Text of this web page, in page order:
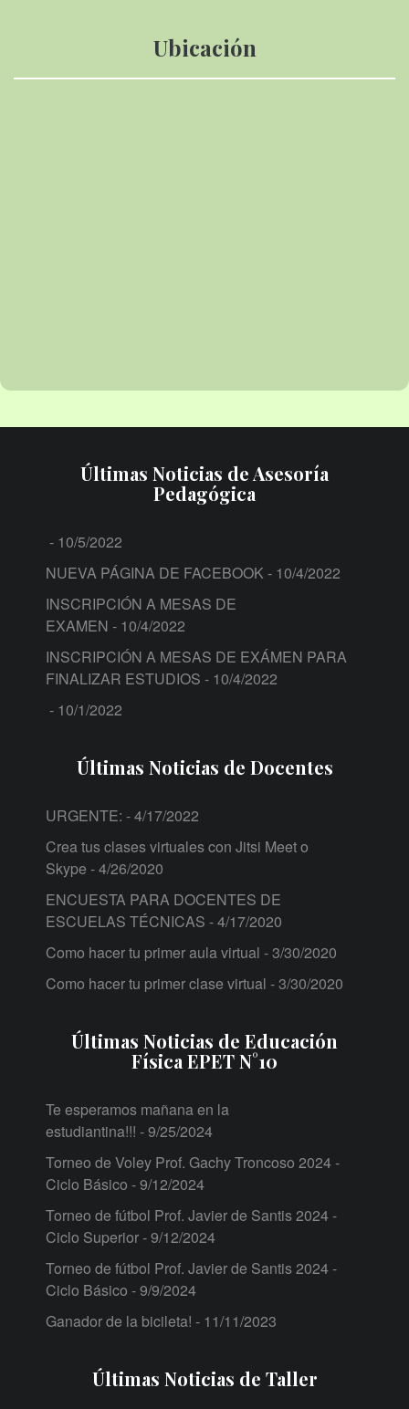
Ubicación
Últimas Noticias de Asesoría
Pedagógica
- 10/5/2022
NUEVA PÁGINA DE FACEBOOK - 10/4/2022
INSCRIPCIÓN A MESAS DE
EXAMEN - 10/4/2022
INSCRIPCIÓN A MESAS DE EXÁMEN PARA
FINALIZAR ESTUDIOS - 10/4/2022
- 10/1/2022
Últimas Noticias de Docentes
URGENTE: - 4/17/2022
Crea tus clases virtuales con Jitsi Meet o
Skype - 4/26/2020
ENCUESTA PARA DOCENTES DE
ESCUELAS TÉCNICAS - 4/17/2020
Como hacer tu primer aula virtual - 3/30/2020
Como hacer tu primer clase virtual - 3/30/2020
Últimas Noticias de Educación
Física EPET N°10
Te esperamos mañana en la
estudiantina!!! - 9/25/2024
Torneo de Voley Prof. Gachy Troncoso 2024 -
Ciclo Básico - 9/12/2024
Torneo de fútbol Prof. Javier de Santis 2024 -
Ciclo Superior- 9/12/2024
Torneo de fútbol Prof. Javier de Santis 2024 -
Ciclo Básico - 9/9/2024
Ganador de la bicileta! - 11/11/2023
Últimas Noticias de Taller